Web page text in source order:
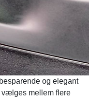
og elegant
vælges mellem flere